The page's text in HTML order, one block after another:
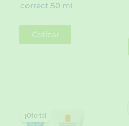
correct 50 ml
Cotizar
¡Oferta!